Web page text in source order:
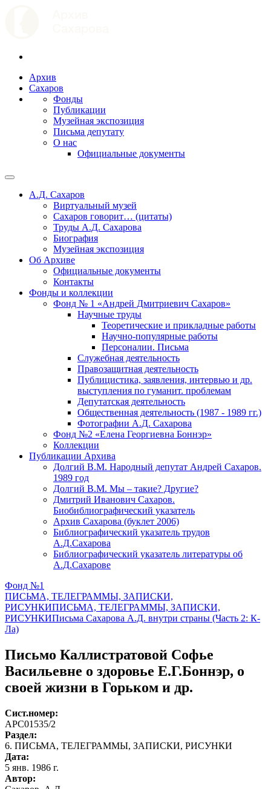
Архив
Сахаров
Фонды
Публикации
Музейная экспозиция
Письма депутату
О нас
Официальные документы
А.Д. Сахаров
Виртуальный музей
Сахаров говорит… (цитаты)
Труды А.Д. Сахарова
Биография
Музейная экспозиция
Об Архиве
Официальные документы
Контакты
Фонды и коллекции
Фонд № 1 «Андрей Дмитриевич Сахаров»
Научные труды
Теоретические и прикладные работы
Научно-популярные работы
Персоналии. Письма
Служебная деятельность
Правозащитная деятельность
Публицистика, заявления, интервью и др.
выступления по гуманит. проблемам
Депутатская деятельность
Общественная деятельность (1987 - 1989 гг.)
Фотографии А.Д. Сахарова
Фонд №2 «Елена Георгиевна Боннэр»
Коллекции
Публикации Архива
Долгий В.М. Народный депутат Андрей Сахаров.
1989 год
Долгий В.М. Мы – такие? Другие?
Дмитрий Иванович Сахаров.
Биобиблиографический указатель
Архив Сахарова (буклет 2006)
Библиографический указатель трудов
А.Д.Сахарова
Библиографический указатель литературы об
А.Д.Сахарове
Фонд №1
ПИСЬМА, ТЕЛЕГРАММЫ, ЗАПИСКИ,
РИСУНКИПИСЬМА, ТЕЛЕГРАММЫ, ЗАПИСКИ,
РИСУНКИПисьма Сахарова А.Д. внутри страны (Часть 2: К-
Ла)
Письмо Каллистратовой Софье
Васильевне о здоровье Е.Г.Боннэр, о
своей жизни в Горьком и др.
Сист.номер:
АРС01535/2
Раздел:
6. ПИСЬМА, ТЕЛЕГРАММЫ, ЗАПИСКИ, РИСУНКИ
Дата:
5 янв. 1986 г.
Автор: